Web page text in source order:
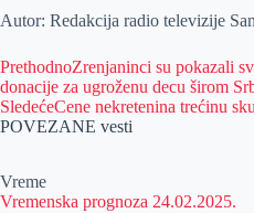
Autor: Redakcija radio televizije
PrethodnoZrenjaninci su pokazali
donacije za ugroženu decu širom
SledećeCene nekretenina trećinu
POVEZANE vesti
Vreme
Vremenska prognoza 24.02.2025.